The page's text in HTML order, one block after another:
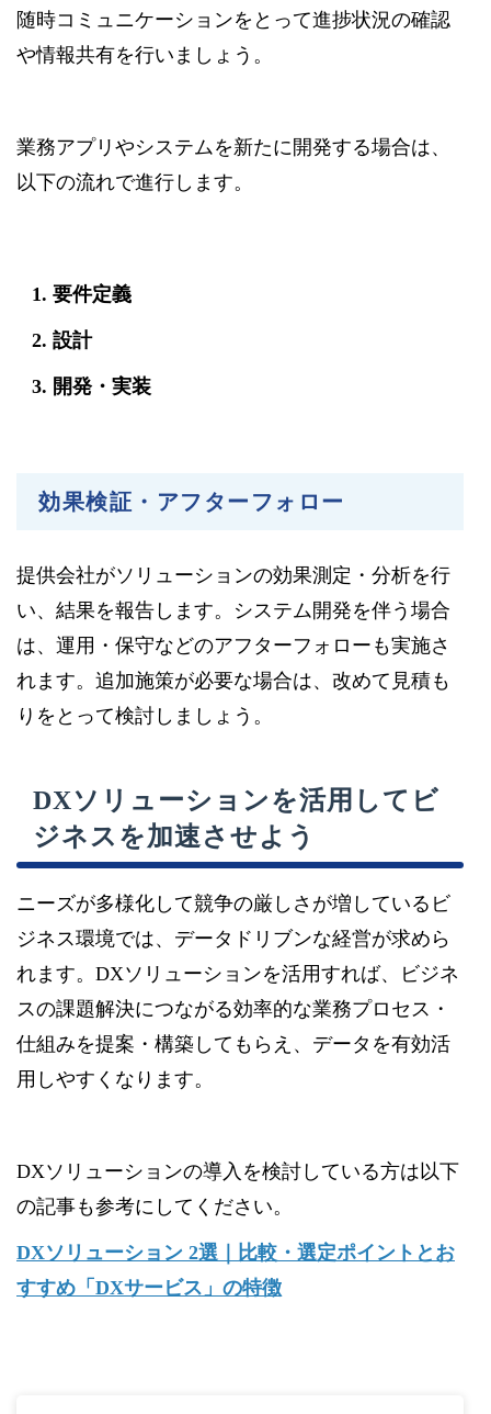
随時コミュニケーションをとって進捗状況の確認
や情報共有を行いましょう。
業務アプリやシステムを新たに開発する場合は、
以下の流れで進行します。
要件定義
設計
開発・実装
効果検証・アフターフォロー
提供会社がソリューションの効果測定・分析を行
い、結果を報告します。システム開発を伴う場合
は、運用・保守などのアフターフォローも実施さ
れます。追加施策が必要な場合は、改めて見積も
りをとって検討しましょう。
DXソリューションを活用してビ
ジネスを加速させよう
ニーズが多様化して競争の厳しさが増しているビ
ジネス環境では、データドリブンな経営が求めら
れます。DXソリューションを活用すれば、ビジネ
スの課題解決につながる効率的な業務プロセス・
仕組みを提案・構築してもらえ、データを有効活
用しやすくなります。
DXソリューションの導入を検討している方は以下
の記事も参考にしてください。
DXソリューション 2選｜比較・選定ポイントとお
すすめ「DXサービス」の特徴